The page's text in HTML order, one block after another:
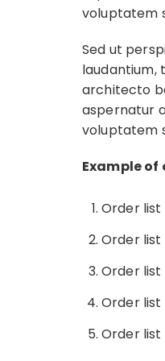
voluptatem
Sed ut
laudantium,
architecto
aspernatur
voluptatem
Example of
Order
Order
Order
Order
Order